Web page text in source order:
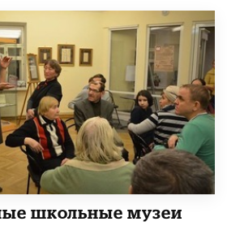
школьные музеи